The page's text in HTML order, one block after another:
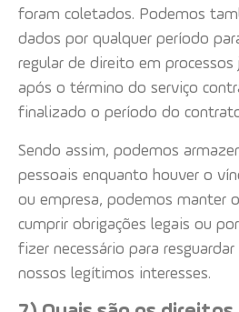
foram coletados. Podemos
dados por qualquer período
regular de direito em processos
após o término do serviço
finalizado o período do
Sendo assim, podemos
pessoais enquanto houver o
ou empresa, podemos manter
cumprir obrigações legais ou
fizer necessário para resguardar
nossos legítimos interesses.